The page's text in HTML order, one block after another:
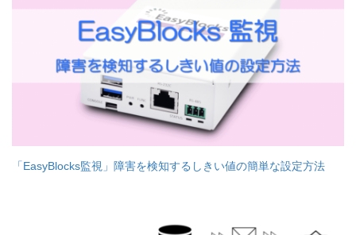
「EasyBlocks監視」障害を検知するしきい値の簡単な設定方法